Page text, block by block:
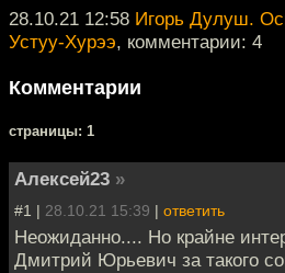
28.10.21 12:58 Игорь Дулуш.
Устуу-Хурээ, комментарии: 4
Комментарии
cтраницы: 1
Алексей23 »
#1 | 28.10.21 15:39 | ответить
Неожиданно.... Но крайне
Дмитрий Юрьевич за такого